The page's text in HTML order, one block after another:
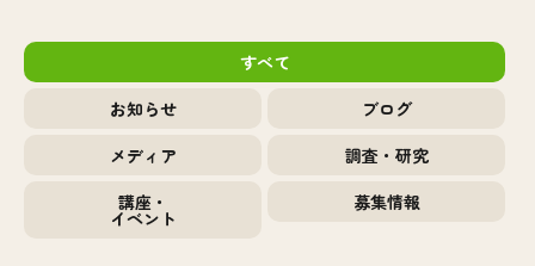
すべて
お知らせ
ブログ
メディア
調査・研究
講座・
イベント
募集情報